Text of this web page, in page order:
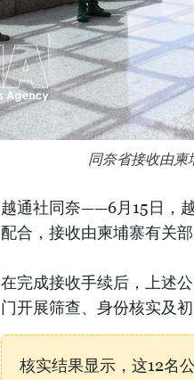
同奈省接收由柬
越通社同奈——6月15日，
配合，接收由柬埔寨有关
在完成接收手续后，上述
门开展筛查、身份核实及初
核实结果显示，这12名